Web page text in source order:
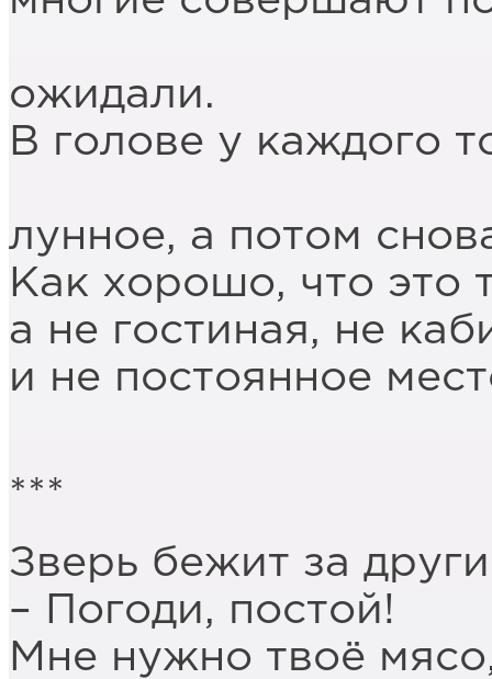
ожидали.
В голове у каждого
лунное, а потом
Как хорошо, что это
а не гостиная, не
и не постоянное
***
Зверь бежит за
– Погоди, постой!
Мне нужно твоё